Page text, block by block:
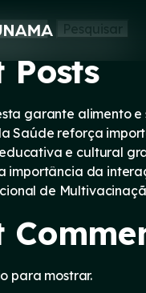
Pesquisar
Posts
garante alimento
Saúde reforça
e cultural
importância da
de
para mostrar.